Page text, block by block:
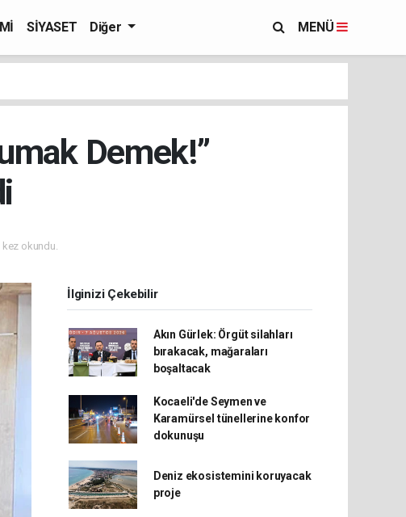
SİYASET Diğer MENÜ
Demek!”
kez okundu.
İlginizi Çekebilir
Akın Gürlek: Örgüt silahları
bırakacak, mağaraları
boşaltacak
Kocaeli'de Seymen ve
Karamürsel tünellerine konfor
dokunuşu
Deniz ekosistemini koruyacak
proje